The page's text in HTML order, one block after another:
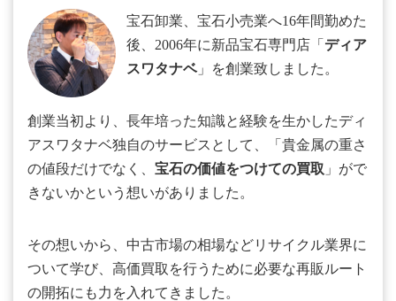
宝石卸業、宝石小売業へ16年間勤めた
後、2006年に新品宝石専門店「 ディア
スワタナベ」を創業致しました。
創業当初より、長年培った知識と経験を生かしたディ
アスワタナベ独自のサービスとして、「貴金属の重さ
の値段だけでなく、 宝石の価値をつけての買取 」がで
きないかという想いがありました。
その想いから、中古市場の相場などリサイクル業界に
ついて学び、高価買取を行うために必要な再販ルート
の開拓にも力を入れてきました。